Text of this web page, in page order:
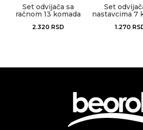
Set odvijača sa
račnom 13 komada
2.320 RSD
Set
nastavcima 7
1.270